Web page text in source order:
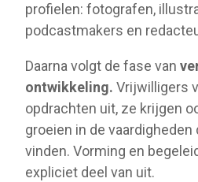
profielen: fotografen,
podcastmakers en
Daarna volgt de fase van
ontwikkeling. Vrijwilligers
opdrachten uit, ze krijgen
groeien in de
vinden. Vorming en
expliciet deel van uit.